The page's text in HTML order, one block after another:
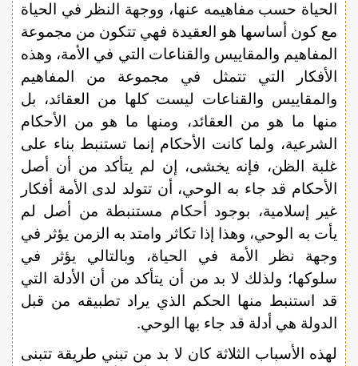
الحياة حسب مفاهيمه عنها، ووجهة النظر في الحياة
مع كون أساسها هو العقيدة فهي تتكون من مجموعة
المفاهيم والمقاييس والقناعات التي في الأمة، وهذه
الأفكار التي تتمثل في مجموعة من المفاهيم
والمقاييس والقناعات ليست كلها من العقائد، بل
منها ما هو من العقائد، ومنها ما هو من الأحكام
الشرعية، ولما كانت الأحكام إنما تستنبط بناء على
غلبة الظن، فإنه يخشى، إن لم يتأكد من أن أصل
الأحكام قد جاء به الوحي، أن تتولد لدى الأمة أفكار
غير إسلامية، بوجود أحكام مستنبطة من أصل لم
يأت به الوحي، وهذا إذا تكاثر وامتد به الزمن يؤثر في
وجهة نظر الأمة في الحياة، وبالتالي يؤثر في
سلوكها؛ ولذلك لا بد من أن يتأكد من أن الأدلة التي
قد استنبط منها الحكم الذي يراد تطبيقه من قبل
الدولة هي أدلة قد جاء بها الوحي.
لهذه الأسباب الثلاثة كان لا بد من تبني طريقة تتبنى